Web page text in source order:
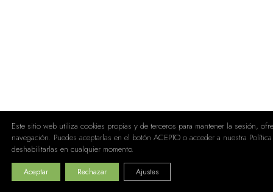
Este sitio web utiliza cookies propias y de terceros para mantener la sesión,
navegación. Puedes aceptarlas en el botón ACEPTO o acceder a nuestra
deshabilitarlas en cualquier momento.
Aceptar Rechazar Ajustes